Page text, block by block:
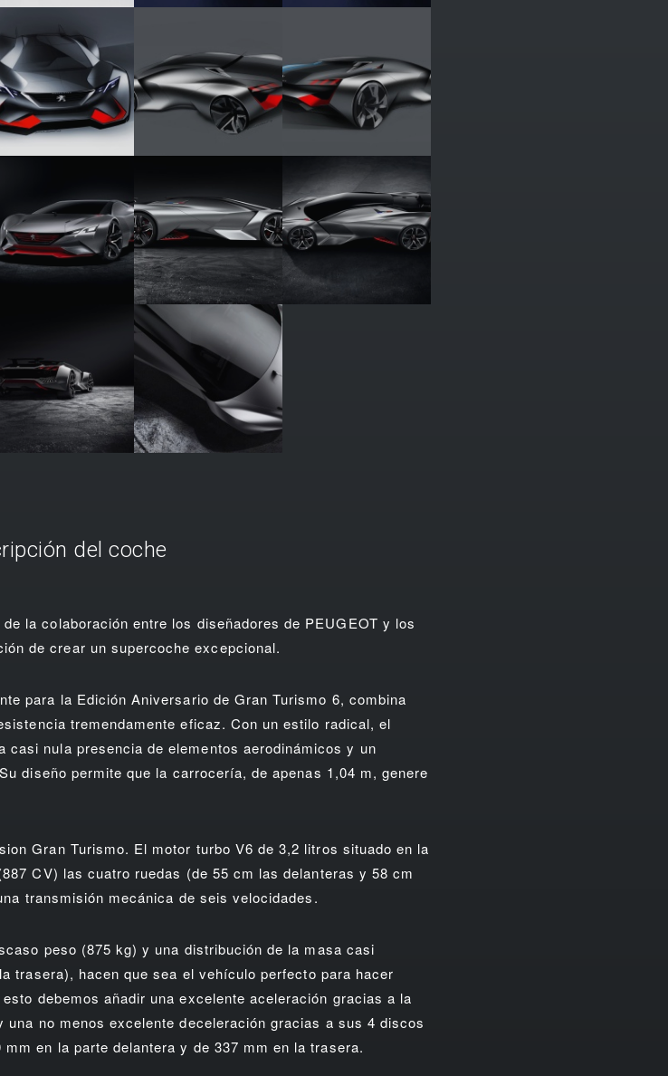
del coche
la colaboración entre los diseñadores de PEUGEOT y los
de crear un supercoche excepcional.
para la Edición Aniversario de Gran Turismo 6, combina
tremendamente eficaz. Con un estilo radical, el
casi nula presencia de elementos aerodinámicos y un
diseño permite que la carrocería, de apenas 1,04 m, genere
Gran Turismo. El motor turbo V6 de 3,2 litros situado en la
CV) las cuatro ruedas (de 55 cm las delanteras y 58 cm
transmisión mecánica de seis velocidades.
peso (875 kg) y una distribución de la masa casi
trasera), hacen que sea el vehículo perfecto para hacer
debemos añadir una excelente aceleración gracias a la
no menos excelente deceleración gracias a sus 4 discos
en la parte delantera y de 337 mm en la trasera.